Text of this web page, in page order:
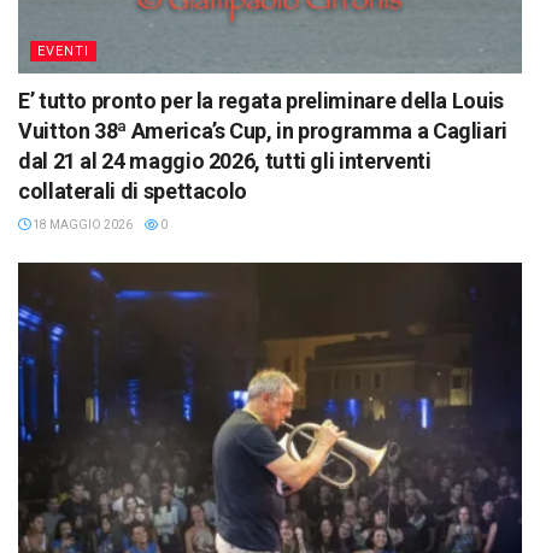
EVENTI
E’ tutto pronto per la regata preliminare della Louis
Vuitton 38ª America’s Cup, in programma a Cagliari
dal 21 al 24 maggio 2026, tutti gli interventi
collaterali di spettacolo
18 MAGGIO 2026 0